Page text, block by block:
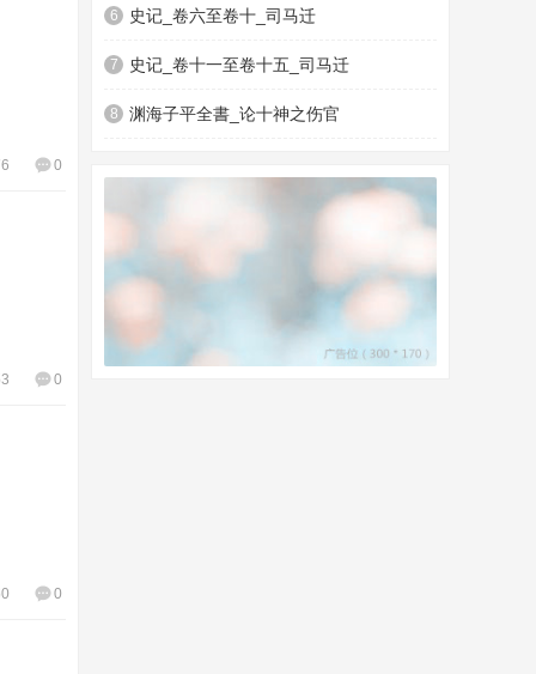
0
0
0
6 史记_卷六至卷十_司马迁
7 史记_卷十一至卷十五_司马迁
8 渊海子平全書_论十神之伤官